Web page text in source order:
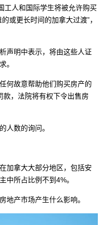
工人和国际学生将被允许购买
或更长时间的加拿大过渡”，
声明中表示，将由这些人证
。
何故意帮助他们购买房产的
款，法院将有权下令出售房
人数的询问。
加拿大大部分地区，包括安
中所占比例不到4%。
地产市场产生什么影响。